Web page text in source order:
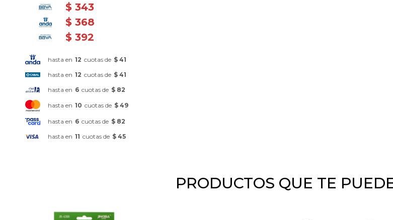
$ 343
$ 368
$ 392
hasta en 12 cuotas de $ 41
hasta en 12 cuotas de $ 41
hasta en 6 cuotas de $ 82
hasta en 10 cuotas de $ 49
hasta en 6 cuotas de $ 82
hasta en 11 cuotas de $ 45
PRODUCTOS QUE TE